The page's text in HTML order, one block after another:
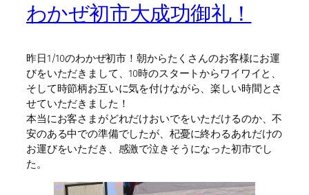
わかぜ初市大成功御礼！
昨日1/10のわかぜ初市！朝からたくさんのお客様にお運
びをいただきまして、10時のスタートからワイワイと、
そして時節柄お互いに気を付けながら、楽しい時間とさ
せていただきました！
本当にお客さまがどれだけおいでをいただけるのか、不
安のある中での準備でしたが、杞憂に終わるあれだけの
お運びをいただき、感激で泣きそうになった初市でし
た。